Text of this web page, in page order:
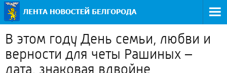
В этом году День семьи, любви и
верности для четы Рашиных –
дата, знаковая вдвойне